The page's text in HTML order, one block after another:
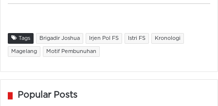
Tags Brigadir Joshua Irjen Pol FS Istri FS Kronologi
Magelang Motif Pembunuhan
Popular Posts